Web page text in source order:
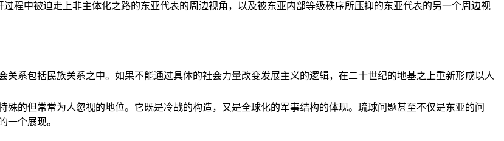
过程中被迫走上非主体化之路的东亚代表的周边视角，以及被东亚内部等级秩序所压抑的东亚代表的另一个周边视
关系包括民族关系之中。如果不能通过具体的社会力量改变发展主义的逻辑，在二十世纪的地基之上重新形成以人
殊的但常常为人忽视的地位。它既是冷战的构造，又是全球化的军事结构的体现。琉球问题甚至不仅是东亚的问
一个展现。